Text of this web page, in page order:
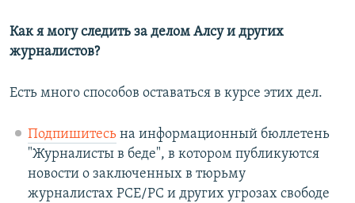
Как я могу следить за делом Алсу и других
журналистов?
Есть много способов оставаться в курсе этих дел.
Подпишитесьна информационный бюллетень
"Журналисты в беде", в котором публикуются
новости о заключенных в тюрьму
журналистах РСЕ/РС и других угрозах свободе